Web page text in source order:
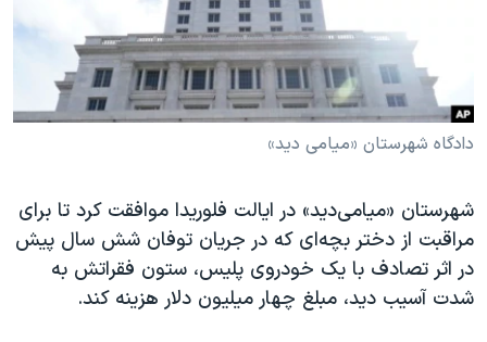
حقوق شهروندی
اقتصادی
علم و فناوری
گالری عکس
آرشیو پخش زنده
انتخابات ریاست جمهوری آمریکا ۲۰۲۴
حمله جمهوری اسلامی به اسرائیل
رمز مهسا
اعتراضات زن، زندگی، آزادی
مجموعه مستندهای دادخواهی
تریبونال مردمی آبان ۹۸
دادگاه شهرستان «میامی دید»
شهرستان «میامی‌دید» در ایالت فلوریدا موافقت کرد تا برای
مراقبت از دختر بچه‌ای که در جریان توفان شش سال پیش
در اثر تصادف با یک خودروی پلیس، ستون‌ فقراتش به
شدت آسیب دید، مبلغ چهار میلیون دلار هزینه کند.